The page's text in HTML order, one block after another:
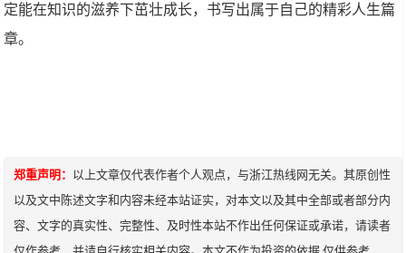
定能在知识的滋养下茁壮成长，书写出属于自己的精彩人生篇
章。
郑重声明：
以上文章仅代表作者个人观点，与浙江热线网无关。其原创性
以及文中陈述文字和内容未经本站证实，对本文以及其中全部或者部分内
容、文字的真实性、完整性、及时性本站不作出任何保证或承诺，请读者